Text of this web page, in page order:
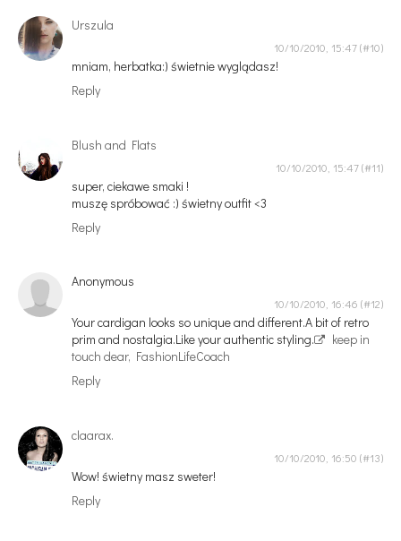
Urszula
10/10/2010, 15:47
mniam, herbatka:) świetnie wyglądasz!
Reply
Blush and Flats
10/10/2010, 15:47
super, ciekawe smaki !
muszę spróbować :) świetny outfit <3
Reply
Anonymous
10/10/2010, 16:46
Your cardigan looks so unique and different.A bit of retro
prim and nostalgia.Like your authentic styling.
keep in
touch dear, FashionLifeCoach
Reply
claarax.
10/10/2010, 16:50
Wow! świetny masz sweter!
Reply